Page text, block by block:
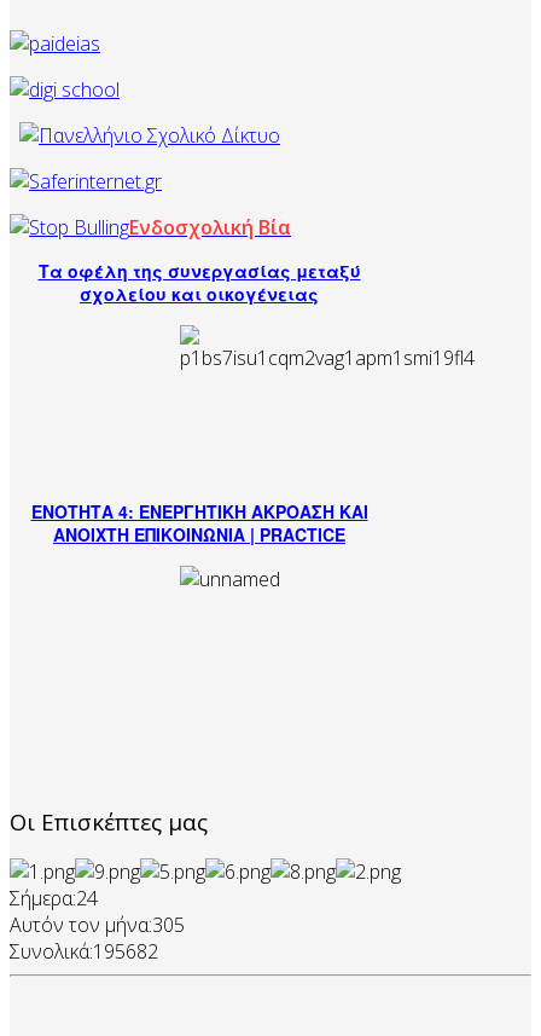
Ενδοσχολική Βία
Τα οφέλη της συνεργασίας μεταξύ
σχολείου και οικογένειας
ΕΝΟΤΗΤΑ 4: ΕΝΕΡΓΗΤΙΚΗ ΑΚΡΟΑΣΗ ΚΑΙ
ΑΝΟΙΧΤΗ ΕΠΙΚΟΙΝΩΝΙΑ | PRACTICE
Οι Επισκέπτες μας
Σήμερα:24
Αυτόν τον μήνα:305
Συνολικά:195682